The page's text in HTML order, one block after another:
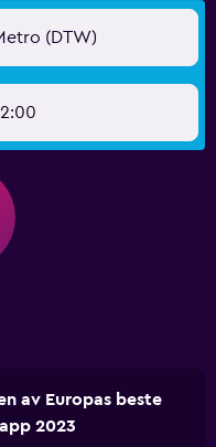
(DTW)
av Europas beste
2023